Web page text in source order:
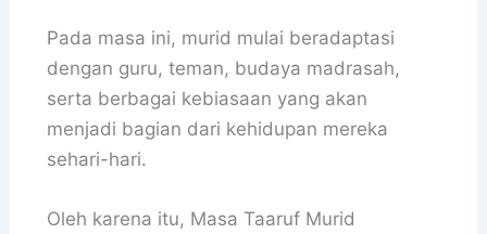
Pada masa ini, murid mulai beradaptasi
dengan guru, teman, budaya madrasah,
serta berbagai kebiasaan yang akan
menjadi bagian dari kehidupan mereka
sehari-hari.
Oleh karena itu, Masa Taaruf Murid